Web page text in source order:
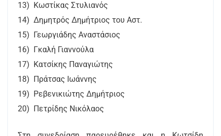
13) Κωστίκας Στυλιανός
14) Δημητρός Δημήτριος του Αστ.
15) Γεωργιάδης Αναστάσιος
16) Γκαλή Γιαννούλα
17) Κατσίκης Παναγιώτης
18) Πράτσας Ιωάννης
19) Ρεβενικιώτης Δημήτριος
20) Πετρίδης Νικόλαος